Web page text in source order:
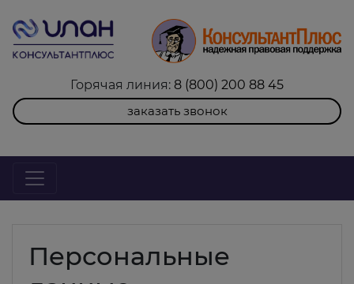
Горячая линия: 8 (800) 200 88 45
заказать звонок
Персональные